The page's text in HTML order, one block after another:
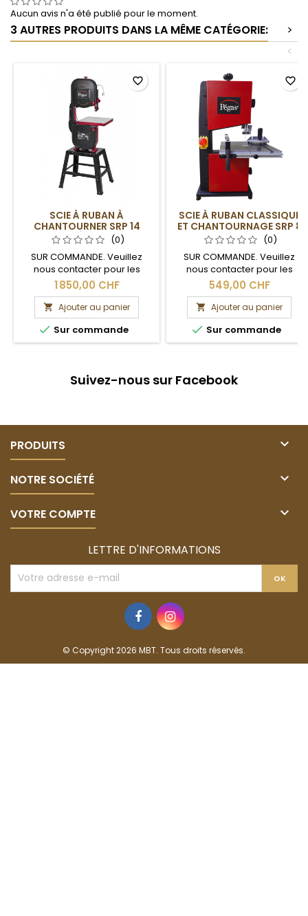
Aucun avis n'a été publié pour le moment.
3 AUTRES PRODUITS DANS LA MÊME CATÉGORIE:
>
<
SCIE À RUBAN À
CHANTOURNER SRP 14
PÉGAS
(0)
SUR COMMANDE. Veuillez
nous contacter pour les
délais de livraison et les frais
de port.
1 850,00 CHF
 Ajouter au panier
 Sur commande
favorite_border
SCIE À RUBAN CLASSIQUE
ET CHANTOURNAGE SRP 8
DUAL PÉGAS(0)
SUR COMMANDE. Veuillez
nous contacter pour les
délais de livraison et les frais
de port.
549,00 CHF
 Ajouter au panier
 Sur commande
favorite_border
Suivez-nous sur Facebook
PRODUITS 
NOTRE SOCIÉTÉ 
VOTRE COMPTE 
LETTRE D'INFORMATIONS
FacebookInstagram
© Copyright 2026 MBT. Tous droits réservés.